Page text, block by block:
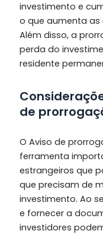
investimento e
o que aumenta as
Além disso, a
perda do
residente
de
O Aviso de
ferramenta
estrangeiros que
que precisam de
investimento. Ao
e fornecer a
investidores